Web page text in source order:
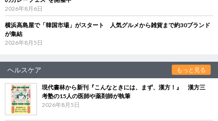
2026年8月6日
横浜高島屋で「韓国市場」がスタート 人気グルメから雑貨まで約30ブランド
が集結
2026年8月5日
ヘルスケア もっと見る
現代書林から新刊『こんなときには、まず、漢方！』 漢方三
考塾の15人の医師や薬剤師が執筆
2026年8月5日